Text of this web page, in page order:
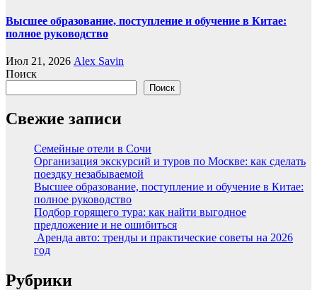
Высшее образование, поступление и обучение в Китае:
полное руководство
Июл 21, 2026 Alex Savin
Поиск
Поиск
Свежие записи
Семейные отели в Сочи
Организация экскурсий и туров по Москве: как сделать
поездку незабываемой
Высшее образование, поступление и обучение в Китае:
полное руководство
Подбор горящего тура: как найти выгодное
предложение и не ошибиться
Аренда авто: тренды и практические советы на 2026
год
Рубрики